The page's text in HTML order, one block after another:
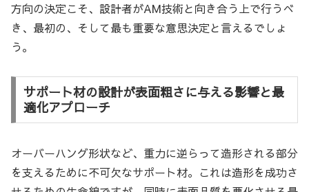
方向の決定こそ、設計者がAM技術と向き合う上で行うべ
き、最初の、そして最も重要な意思決定と言えるでしょ
う。
サポート材の設計が表面粗さに与える影響と最
適化アプローチ
オーバーハング形状など、重力に逆らって造形される部分
を支えるために不可欠なサポート材。これは造形を成功さ